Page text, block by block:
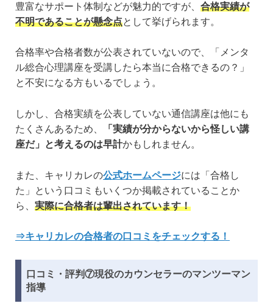
豊富なサポート体制などが魅力的ですが、 合格実績が
不明であることが懸念点として挙げられます。
合格率や合格者数が公表されていないので、「メンタ
ル総合心理講座を受講したら本当に合格できるの？」
と不安になる方もいるでしょう。
しかし、合格実績を公表していない通信講座は他にも
たくさんあるため、
「実績が分からないから怪しい講
座だ」と考えるのは早計かもしれません。
また、キャリカレの公式ホームページには「合格し
た」という口コミもいくつか掲載されていることか
ら、 実際に合格者は輩出されています！
⇒キャリカレの合格者の口コミをチェックする！
口コミ・評判⑦現役のカウンセラーのマンツーマン
指導